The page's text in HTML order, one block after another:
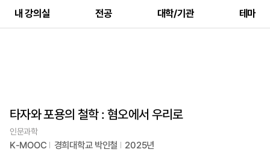
내 강의실 전공 대학/기관 테마
타자와 포용의 철학 : 혐오에서 우리로
인문과학
K-MOOC 경희대학교 박인철 2025년